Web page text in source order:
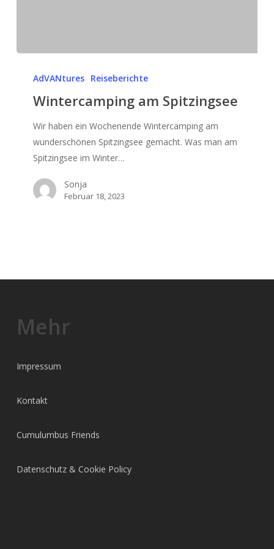
AdVANtures Reiseberichte
Wintercamping am Spitzingsee
Wir haben ein Wochenende Wintercamping am
wunderschönen Spitzingsee gemacht. Was man am
Spitzingsee im Winter…
Sonja
Februar 18, 2023
Mehr
Impressum
Kontakt
Cumulumbus Friends
Datenschutz & Cookie Policy